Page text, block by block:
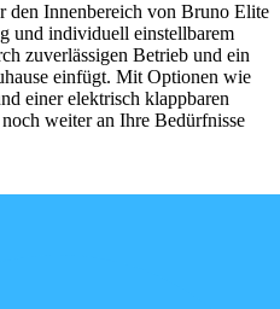
den Innenbereich von Bruno Elite
und individuell einstellbarem
zuverlässigen Betrieb und ein
einfügt. Mit Optionen wie
einer elektrisch klappbaren
weiter an Ihre Bedürfnisse